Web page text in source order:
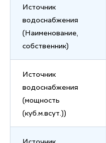
Источник
водоснабжения
(Наименование,
собственник)
Источник
водоснабжения
(мощность
(куб.м.всут.))